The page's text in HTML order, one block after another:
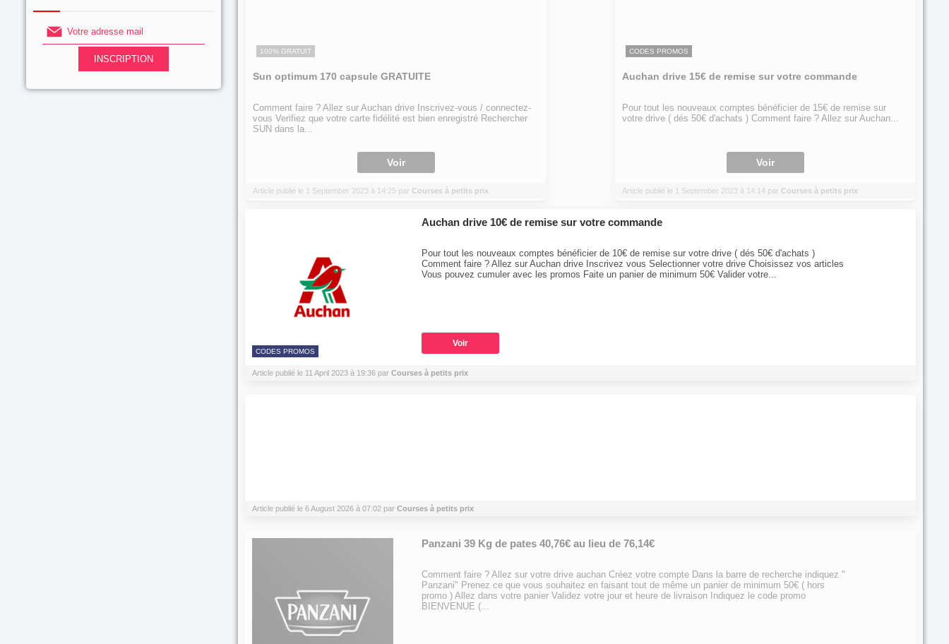
100% GRATUIT
Sun optimum 170 capsule GRATUITE
Comment faire ? Allez sur Auchan drive Inscrivez-vous / connectez-
vous Verifiez que votre carte fidélité est bien enregistré Rechercher
SUN dans la...
Voir
Article publié le 1 September 2023 à 14:25 par Courses à petits prix
CODES PROMOS
Auchan drive 15€ de remise sur votre commande
Pour tout les nouveaux comptes bénéficier de 15€ de remise sur
votre drive ( dés 50€ d'achats ) Comment faire ? Allez sur Auchan...
Voir
Article publié le 1 September 2023 à 14:14 par Courses à petits prix
CODES PROMOS
Auchan drive 10€ de remise sur votre commande
Pour tout les nouveaux comptes bénéficier de 10€ de remise sur votre drive ( dés 50€ d'achats )
Comment faire ? Allez sur Auchan drive Inscrivez vous Selectionner votre drive Choisissez vos articles
Vous pouvez cumuler avec les promos Faite un panier de minimum 50€ Valider votre...
Voir
Article publié le 11 April 2023 à 19:36 par Courses à petits prix
Article publié le 6 August 2026 à 07:02 par Courses à petits prix
Panzani 39 Kg de pates 40,76€ au lieu de 76,14€
Comment faire ? Allez sur votre drive auchan Créez votre compte Dans la barre de recherche indiquez "
Panzani" Prenez ce que vous souhaitez en faisant tout de même un panier de minimum 50€ ( hors
promo ) Allez dans votre panier Validez votre jour et heure de livraison Indiquez le code promo
BIENVENUE (...